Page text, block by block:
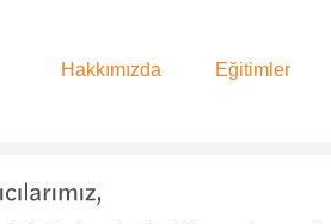
Hakkımızda Eğitimler